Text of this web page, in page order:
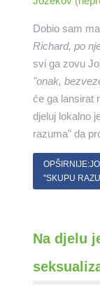
Dobio sam
Richard, po
svi ga zovu
"onak,
će ga lansirat
djeluj lokalno
razuma" da
"SKUPU
Na djelu